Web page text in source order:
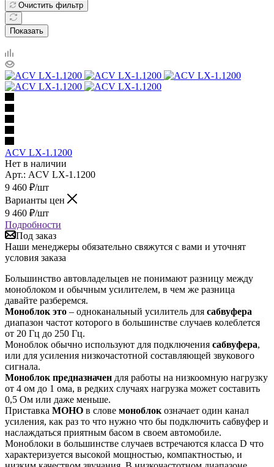
Очистить фильтр
Показать
ACV LX-1.1200
Нет в наличии
Арт.: ACV LX-1.1200
9 460 ₽/шт
Варианты цен
9 460 ₽/шт
Подробности
Под заказ
Наши менеджеры обязательно свяжутся с вами и уточнят
условия заказа
Большинство автовладельцев не понимают разницу между
моноблоком и обычным усилителем, в чем же разница
давайте разберемся.
Моноблок это – одноканальный усилитель для сабвуфера
диапазон частот которого в большинстве случаев колеблется
от 20 Гц до 250 Гц.
Моноблок обычно используют для подключения сабвуфера,
или для усиления низкочастотной составляющей звукового
сигнала.
Моноблок предназначен для работы на низкоомную нагрузку
от 4 ом до 1 ома, в редких случаях нагрузка может составить
0,5 Ом или даже меньше.
Приставка МОНО в слове моноблокозначает один канал
усиления, как раз то что нужно что бы подключить сабвуфер и
наслаждаться приятным басом в своем автомобиле.
Моноблоки в большинстве случаев встречаются класса D что
характеризуется высокой мощностью, компактностью, и